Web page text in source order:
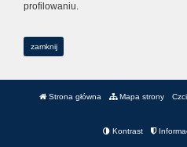
profilowaniu.
zamknij
Strona główna Mapa strony
Kontrast